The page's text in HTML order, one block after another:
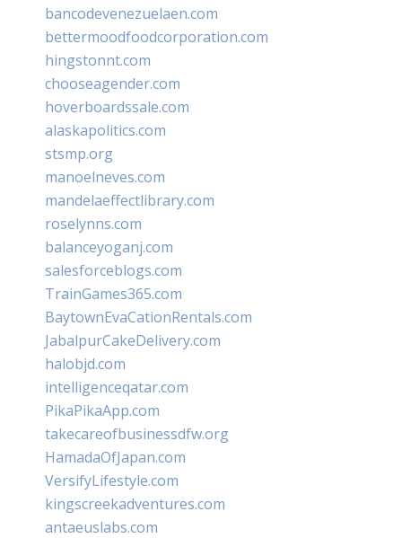
bancodevenezuelaen.com
bettermoodfoodcorporation.com
hingstonnt.com
chooseagender.com
hoverboardssale.com
alaskapolitics.com
stsmp.org
manoelneves.com
mandelaeffectlibrary.com
roselynns.com
balanceyoganj.com
salesforceblogs.com
TrainGames365.com
BaytownEvaCationRentals.com
JabalpurCakeDelivery.com
halobjd.com
intelligenceqatar.com
PikaPikaApp.com
takecareofbusinessdfw.org
HamadaOfJapan.com
VersifyLifestyle.com
kingscreekadventures.com
antaeuslabs.com